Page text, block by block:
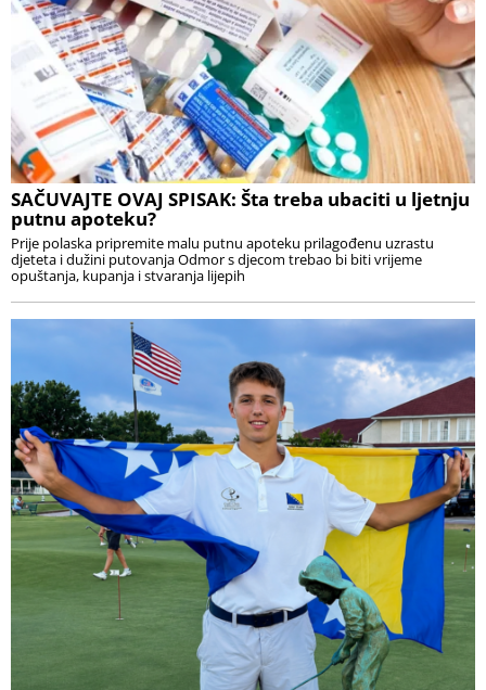
SAČUVAJTE OVAJ SPISAK: Šta treba ubaciti u ljetnju
putnu apoteku?
Prije polaska pripremite malu putnu apoteku prilagođenu uzrastu
djeteta i dužini putovanja Odmor s djecom trebao bi biti vrijeme
opuštanja, kupanja i stvaranja lijepih